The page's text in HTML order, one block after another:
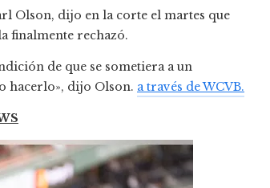
Olson, dijo en la corte el martes que
finalmente rechazó.
de que se sometiera a un
hacerlo», dijo Olson. a través de WCVB.